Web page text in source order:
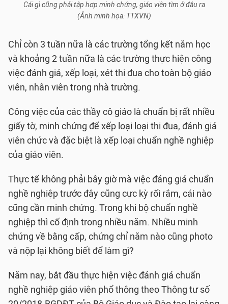
Cái gì cũng phải tập hợp minh chứng, giáo viên tìm ở đâu ra
(Ảnh minh họa: TTXVN)
Chỉ còn 3 tuần nữa là các trường tổng kết năm học
và khoảng 2 tuần nữa là các trường thực hiện công
việc đánh giá, xếp loại, xét thi đua cho toàn bộ giáo
viên, nhân viên trong nhà trường.
Công việc của các thầy cô giáo là chuẩn bị rất nhiều
giấy tờ, minh chứng để xếp loại loại thi đua, đánh giá
viên chức và đặc biệt là xếp loại chuẩn nghề nghiệp
của giáo viên.
Thực tế không phải bây giờ mà việc đáng giá chuẩn
nghề nghiệp trước đây cũng cực kỳ rối rắm, cái nào
cũng cần minh chứng. Trong khi bộ chuẩn nghề
nghiệp thì cố định trong nhiều năm. Nhiều minh
chứng về bằng cấp, chứng chỉ năm nào cũng photo
và nộp lại không biết để làm gì?
Năm nay, bắt đầu thực hiện việc đánh giá chuẩn
nghề nghiệp giáo viên phổ thông theo Thông tư số